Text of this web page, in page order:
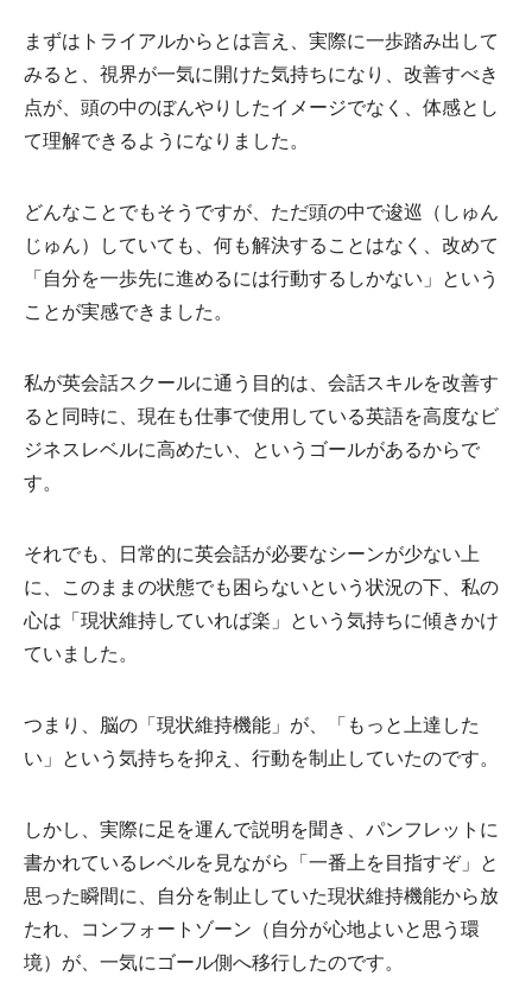
まずはトライアルからとは言え、実際に一歩踏み出して
みると、視界が一気に開けた気持ちになり、改善すべき
点が、頭の中のぼんやりしたイメージでなく、体感とし
て理解できるようになりました。
どんなことでもそうですが、ただ頭の中で逡巡（しゅん
じゅん）していても、何も解決することはなく、改めて
「自分を一歩先に進めるには行動するしかない」という
ことが実感できました。
私が英会話スクールに通う目的は、会話スキルを改善す
ると同時に、現在も仕事で使用している英語を高度なビ
ジネスレベルに高めたい、というゴールがあるからで
す。
それでも、日常的に英会話が必要なシーンが少ない上
に、このままの状態でも困らないという状況の下、私の
心は「現状維持していれば楽」という気持ちに傾きかけ
ていました。
つまり、脳の「現状維持機能」が、「もっと上達した
い」という気持ちを抑え、行動を制止していたのです。
しかし、実際に足を運んで説明を聞き、パンフレットに
書かれているレベルを見ながら「一番上を目指すぞ」と
思った瞬間に、自分を制止していた現状維持機能から放
たれ、コンフォートゾーン（自分が心地よいと思う環
境）が、一気にゴール側へ移行したのです。